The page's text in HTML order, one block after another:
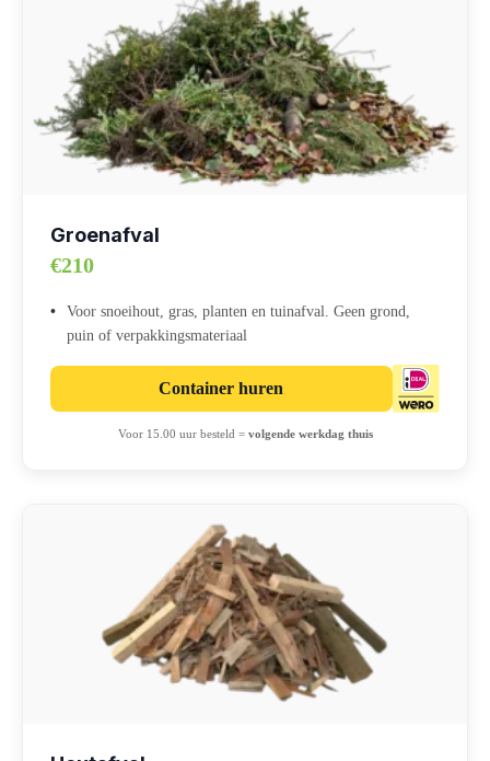
Groenafval
€210
Voor snoeihout, gras, planten en tuinafval. Geen grond,
puin of verpakkingsmateriaal
Container huren
Voor 15.00 uur besteld = volgende werkdag thuis